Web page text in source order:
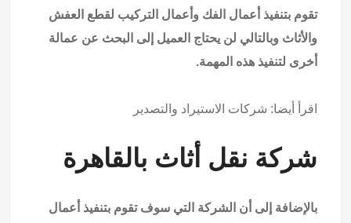
تقوم بتنفيذ أعمال الفك وأعمال التركيب لقطع العفش
والأثاث وبالتالي لن يحتاج العميل إلى البحث عن عمالة
أخرى لتنفيذ هذه المهمة.
اقرأ أيضا: شركات الاستيراد والتصدير
شركة نقل أثاث بالقاهرة
بالإضافة إلى أن الشركة التي سوف تقوم بتنفيذ أعمال